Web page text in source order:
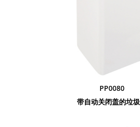
PP0080
带自动关闭盖的垃